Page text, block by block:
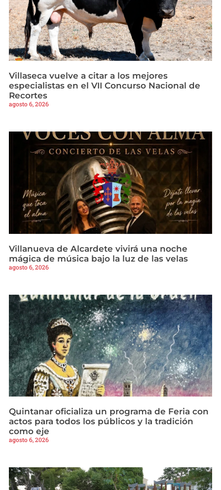
Villaseca vuelve a citar a los mejores
especialistas en el VII Concurso Nacional de
Recortes
agosto 6, 2026
Villanueva de Alcardete vivirá una noche
mágica de música bajo la luz de las velas
agosto 6, 2026
Quintanar oficializa un programa de Feria con
actos para todos los públicos y la tradición
como eje
agosto 6, 2026